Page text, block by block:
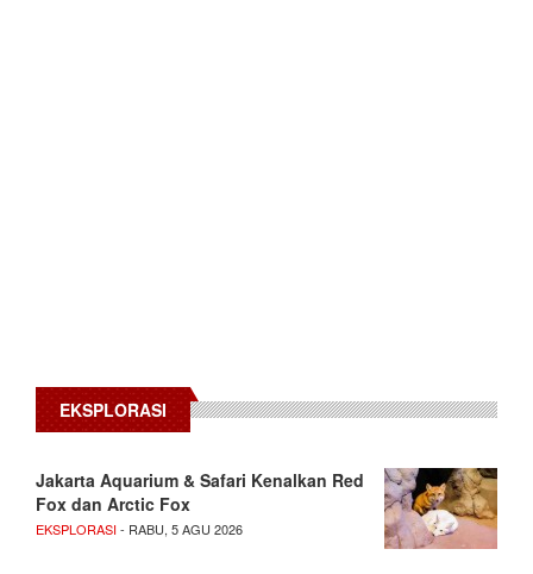
EKSPLORASI
Jakarta Aquarium & Safari Kenalkan Red
Fox dan Arctic Fox
EKSPLORASI- RABU, 5 AGU 2026